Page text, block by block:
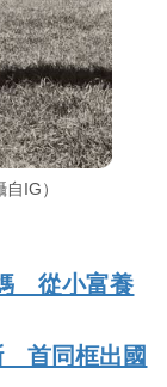
IG）
從小富養
首同框出國